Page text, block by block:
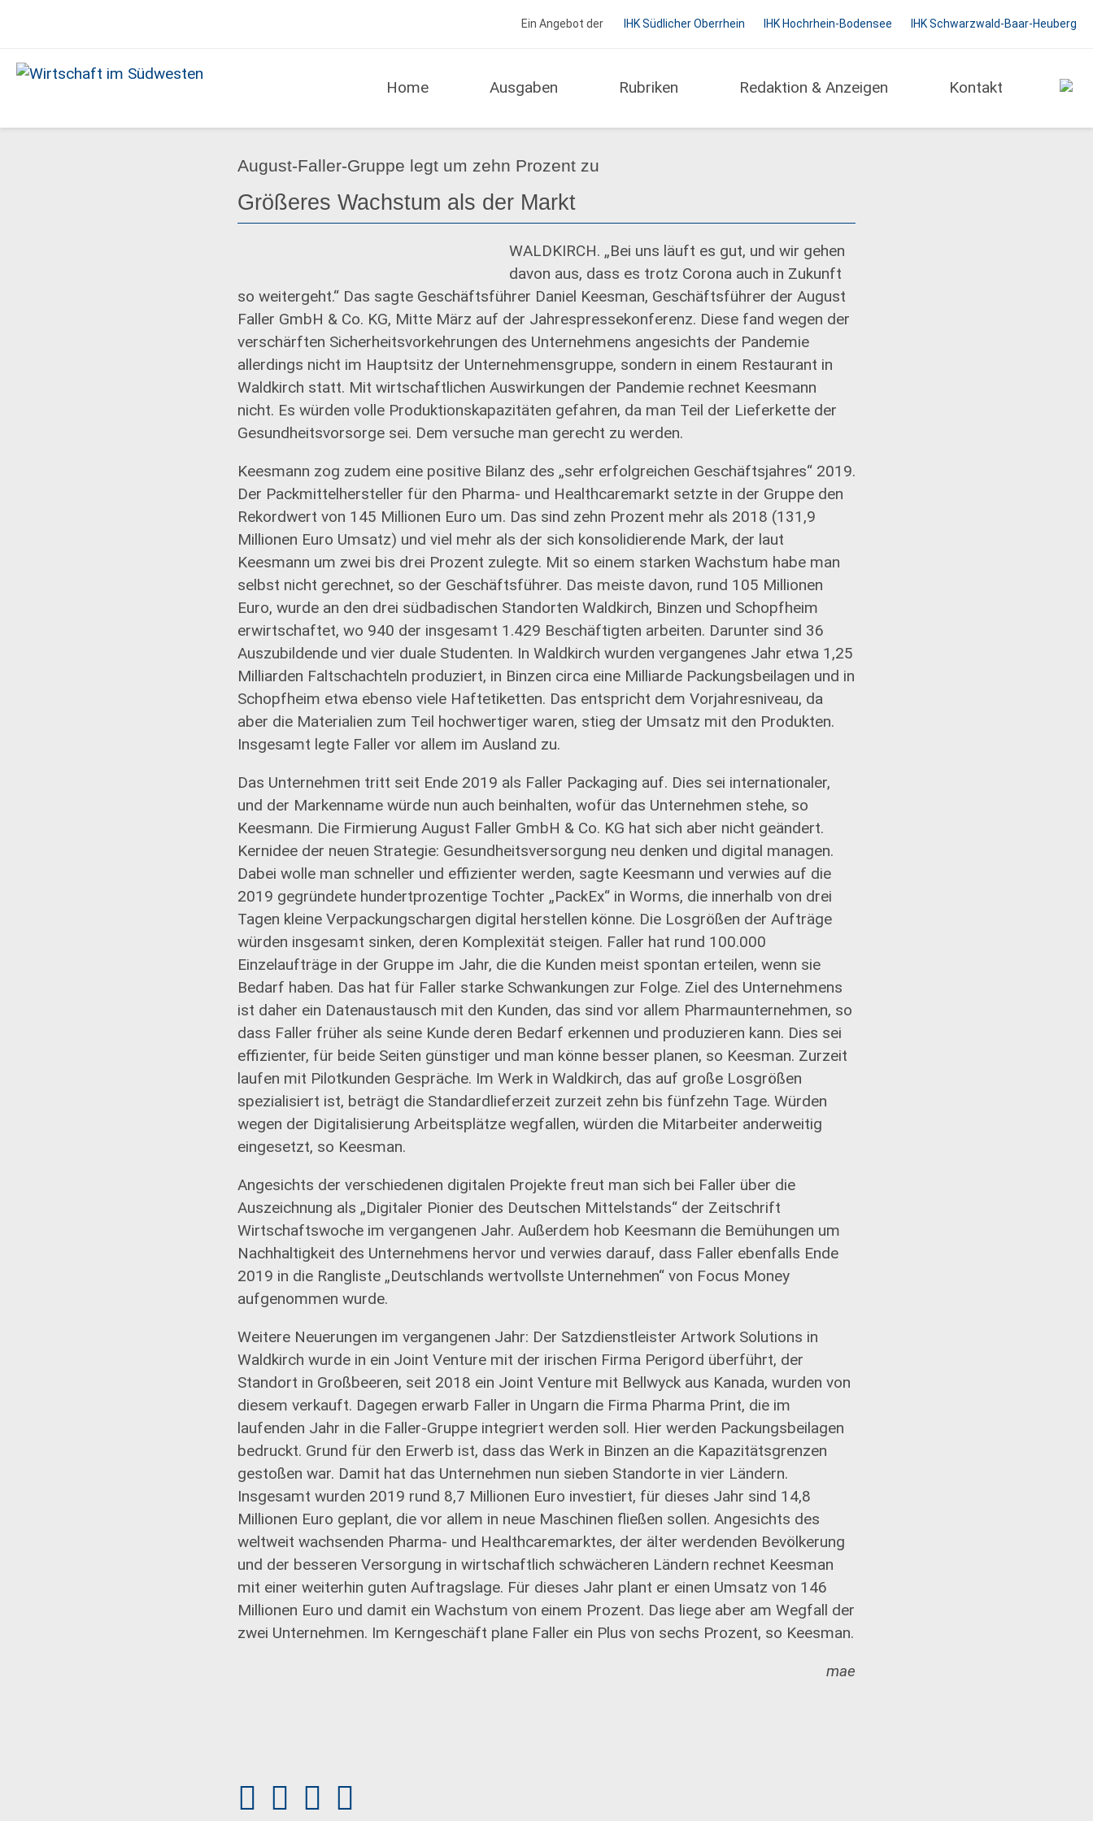
Ein Angebot der IHK Südlicher Oberrhein IHK Hochrhein-Bodensee IHK Schwarzwald-Baar-Heuberg
Home Ausgaben Rubriken Redaktion & Anzeigen Kontakt
Aus der IHK Unternehmen
August-Faller-Gruppe legt um zehn Prozent zu
Größeres Wachstum als der Markt
WALDKIRCH. „Bei uns läuft es gut, und wir gehen
davon aus, dass es trotz Corona auch in Zukunft
so weitergeht.“ Das sagte Geschäftsführer Daniel Keesman, Geschäftsführer der August
Faller GmbH & Co. KG, Mitte März auf der Jahrespressekonferenz. Diese fand wegen der
verschärften Sicherheitsvorkehrungen des Unternehmens angesichts der Pandemie
allerdings nicht im Hauptsitz der Unternehmensgruppe, sondern in einem Restaurant in
Waldkirch statt. Mit wirtschaftlichen Auswirkungen der Pandemie rechnet Keesmann
nicht. Es würden volle Produktionskapazitäten gefahren, da man Teil der Lieferkette der
Gesundheitsvorsorge sei. Dem versuche man gerecht zu werden.
Keesmann zog zudem eine positive Bilanz des „sehr erfolgreichen Geschäftsjahres“ 2019.
Der Packmittelhersteller für den Pharma- und Healthcaremarkt setzte in der Gruppe den
Rekordwert von 145 Millionen Euro um. Das sind zehn Prozent mehr als 2018 (131,9
Millionen Euro Umsatz) und viel mehr als der sich konsolidierende Mark, der laut
Keesmann um zwei bis drei Prozent zulegte. Mit so einem starken Wachstum habe man
selbst nicht gerechnet, so der Geschäftsführer. Das meiste davon, rund 105 Millionen
Euro, wurde an den drei südbadischen Standorten Waldkirch, Binzen und Schopfheim
erwirtschaftet, wo 940 der insgesamt 1.429 Beschäftigten arbeiten. Darunter sind 36
Auszubildende und vier duale Studenten. In Waldkirch wurden vergangenes Jahr etwa 1,25
Milliarden Faltschachteln produziert, in Binzen circa eine Milliarde Packungsbeilagen und in
Schopfheim etwa ebenso viele Haftetiketten. Das entspricht dem Vorjahresniveau, da
aber die Materialien zum Teil hochwertiger waren, stieg der Umsatz mit den Produkten.
Insgesamt legte Faller vor allem im Ausland zu.
Das Unternehmen tritt seit Ende 2019 als Faller Packaging auf. Dies sei internationaler,
und der Markenname würde nun auch beinhalten, wofür das Unternehmen stehe, so
Keesmann. Die Firmierung August Faller GmbH & Co. KG hat sich aber nicht geändert.
Kernidee der neuen Strategie: Gesundheitsversorgung neu denken und digital managen.
Dabei wolle man schneller und effizienter werden, sagte Keesmann und verwies auf die
2019 gegründete hundertprozentige Tochter „PackEx“ in Worms, die innerhalb von drei
Tagen kleine Verpackungschargen digital herstellen könne. Die Losgrößen der Aufträge
würden insgesamt sinken, deren Komplexität steigen. Faller hat rund 100.000
Einzelaufträge in der Gruppe im Jahr, die die Kunden meist spontan erteilen, wenn sie
Bedarf haben. Das hat für Faller starke Schwankungen zur Folge. Ziel des Unternehmens
ist daher ein Datenaustausch mit den Kunden, das sind vor allem Pharmaunternehmen, so
dass Faller früher als seine Kunde deren Bedarf erkennen und produzieren kann. Dies sei
effizienter, für beide Seiten günstiger und man könne besser planen, so Keesman. Zurzeit
laufen mit Pilotkunden Gespräche. Im Werk in Waldkirch, das auf große Losgrößen
spezialisiert ist, beträgt die Standardlieferzeit zurzeit zehn bis fünfzehn Tage. Würden
wegen der Digitalisierung Arbeitsplätze wegfallen, würden die Mitarbeiter anderweitig
eingesetzt, so Keesman.
Angesichts der verschiedenen digitalen Projekte freut man sich bei Faller über die
Auszeichnung als „Digitaler Pionier des Deutschen Mittelstands“ der Zeitschrift
Wirtschaftswoche im vergangenen Jahr. Außerdem hob Keesmann die Bemühungen um
Nachhaltigkeit des Unternehmens hervor und verwies darauf, dass Faller ebenfalls Ende
2019 in die Rangliste „Deutschlands wertvollste Unternehmen“ von Focus Money
aufgenommen wurde.
Weitere Neuerungen im vergangenen Jahr: Der Satzdienstleister Artwork Solutions in
Waldkirch wurde in ein Joint Venture mit der irischen Firma Perigord überführt, der
Standort in Großbeeren, seit 2018 ein Joint Venture mit Bellwyck aus Kanada, wurden von
diesem verkauft. Dagegen erwarb Faller in Ungarn die Firma Pharma Print, die im
laufenden Jahr in die Faller-Gruppe integriert werden soll. Hier werden Packungsbeilagen
bedruckt. Grund für den Erwerb ist, dass das Werk in Binzen an die Kapazitätsgrenzen
gestoßen war. Damit hat das Unternehmen nun sieben Standorte in vier Ländern.
Insgesamt wurden 2019 rund 8,7 Millionen Euro investiert, für dieses Jahr sind 14,8
Millionen Euro geplant, die vor allem in neue Maschinen fließen sollen. Angesichts des
weltweit wachsenden Pharma- und Healthcaremarktes, der älter werdenden Bevölkerung
und der besseren Versorgung in wirtschaftlich schwächeren Ländern rechnet Keesman
mit einer weiterhin guten Auftragslage. Für dieses Jahr plant er einen Umsatz von 146
Millionen Euro und damit ein Wachstum von einem Prozent. Das liege aber am Wegfall der
zwei Unternehmen. Im Kerngeschäft plane Faller ein Plus von sechs Prozent, so Keesman.
mae